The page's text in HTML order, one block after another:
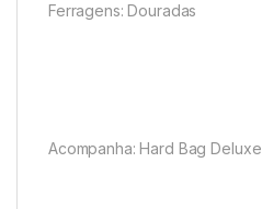
Ferragens: Douradas
Acompanha: Hard Bag Deluxe